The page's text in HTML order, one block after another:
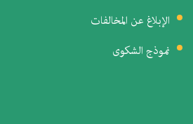
الإبلاغ عن المخالفات
نموذج الشكوى